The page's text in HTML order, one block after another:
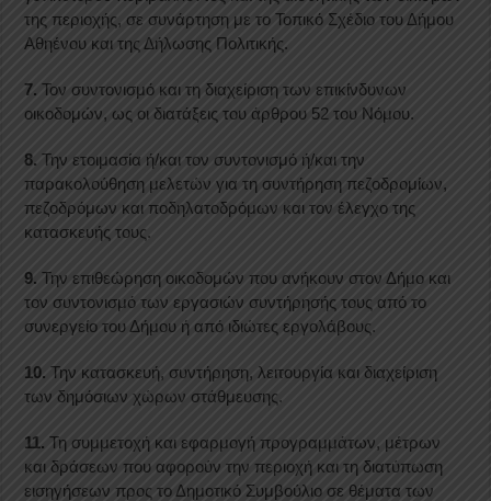
της περιοχής, σε συνάρτηση με το Τοπικό Σχέδιο του Δήμου
Αθηένου και της Δήλωσης Πολιτικής.
7. Τον συντονισμό και τη διαχείριση των επικίνδυνων
οικοδομών, ως οι διατάξεις του άρθρου 52 του Νόμου.
8. Την ετοιμασία ή/και τον συντονισμό ή/και την
παρακολούθηση μελετών για τη συντήρηση πεζοδρομίων,
πεζοδρόμων και ποδηλατοδρόμων και τον έλεγχο της
κατασκευής τους.
9. Την επιθεώρηση οικοδομών που ανήκουν στον Δήμο και
τον συντονισμό των εργασιών συντήρησής τους από το
συνεργείο του Δήμου ή από ιδιώτες εργολάβους.
10. Την κατασκευή, συντήρηση, λειτουργία και διαχείριση
των δημόσιων χώρων στάθμευσης.
11. Τη συμμετοχή και εφαρμογή προγραμμάτων, μέτρων
και δράσεων που αφορούν την περιοχή και τη διατύπωση
εισηγήσεων προς το Δημοτικό Συμβούλιο σε θέματα των